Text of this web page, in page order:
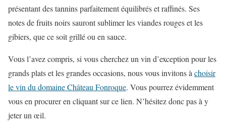
présentant des tannins parfaitement équilibrés et raffinés. Ses
notes de fruits noirs sauront sublimer les viandes rouges et les
gibiers, que ce soit grillé ou en sauce.
Vous l’avez compris, si vous cherchez un vin d’exception pour les
grands plats et les grandes occasions, nous vous invitons à choisir
le vin du domaine Château Fonroque. Vous pourrez évidemment
vous en procurer en cliquant sur ce lien. N’hésitez donc pas à y
jeter un œil.